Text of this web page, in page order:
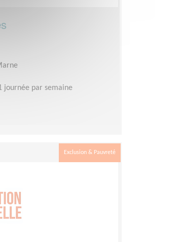
journée par semaine
Exclusion & Pauvreté